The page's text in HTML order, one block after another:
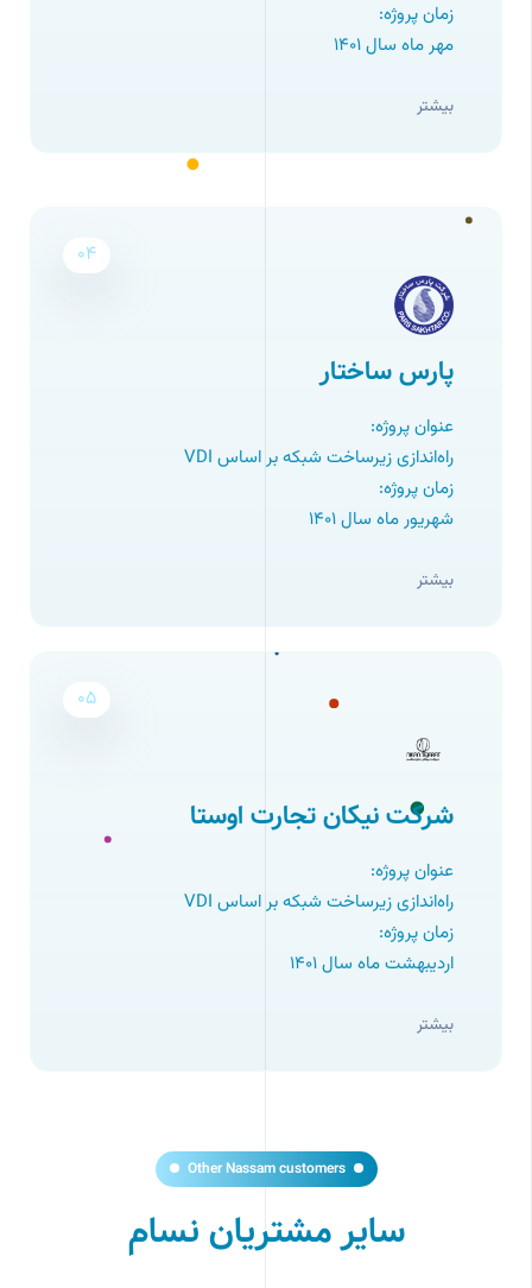
زمان پروژه:
مهر ماه سال ۱۴۰1
بیشتر
04
پارس ساختار
عنوان پروژه:
راه‌اندازی زیرساخت شبکه بر اساس VDI
زمان پروژه:
شهریور ماه سال ۱۴۰1
بیشتر
05
شرکت نیکان تجارت اوستا
عنوان پروژه:
راه‌اندازی زیرساخت شبکه بر اساس VDI
زمان پروژه:
اردیبهشت ماه سال ۱۴۰1
بیشتر
Other Nassam customers
سایر مشتریان نسام